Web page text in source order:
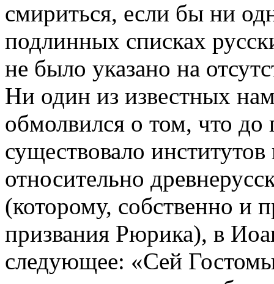
смириться, если бы ни
подлинных списках
не было указано на
Ни один из известных
обмолвился о том, что
существовало
относительно
(которому, собственно и
призвания Рюрика), в
следующее: «Сей